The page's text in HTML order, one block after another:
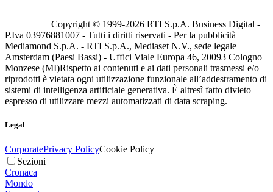
Copyright © 1999-2026 RTI S.p.A. Business Digital -
P.Iva 03976881007 - Tutti i diritti riservati - Per la pubblicità
Mediamond S.p.A. - RTI S.p.A., Mediaset N.V., sede legale
Amsterdam (Paesi Bassi) - Uffici Viale Europa 46, 20093 Cologno
Monzese (MI)Rispetto ai contenuti e ai dati personali trasmessi e/o
riprodotti è vietata ogni utilizzazione funzionale all’addestramento di
sistemi di intelligenza artificiale generativa. È altresì fatto divieto
espresso di utilizzare mezzi automatizzati di data scraping.
Legal
CorporatePrivacy PolicyCookie Policy
Sezioni
Cronaca
Mondo